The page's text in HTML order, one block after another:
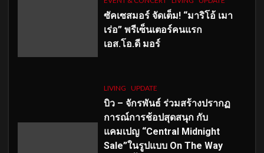
ซัคเซสมอร์ จัดเต็ม! “มาริโอ้ เมา
เร่อ” พรีเซ็นเตอร์คนแรก
เอส.โอ.ดี มอร์
LIVING UPDATE
บิว – จักรพันธ์ ร่วมสร้างปรากฏ
การณ์การช้อปสุดสนุก กับ
แคมเปญ “Central Midnight
Sale”ในรูปแบบ On The Way